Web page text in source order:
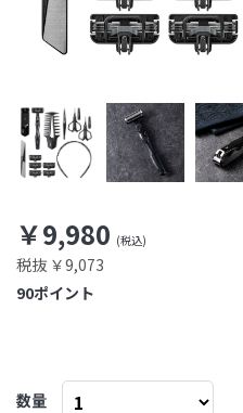
￥9,980
税抜 ￥9,073
ポイント
90
数量